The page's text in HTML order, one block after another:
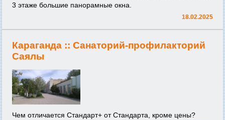
3 этаже большие панорамные окна.
18.02.2025
Караганда :: Cанаторий-профилакторий
Саялы
Чем отличается Стандарт+ от Стандарта, кроме цены?